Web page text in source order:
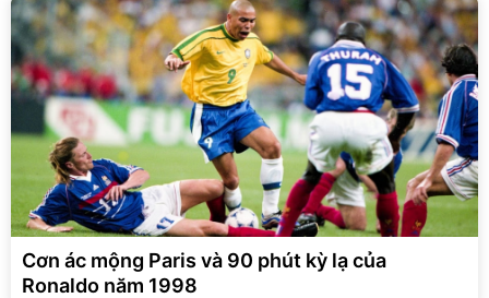
Cơn ác mộng Paris và 90 phút kỳ lạ của
Ronaldo năm 1998